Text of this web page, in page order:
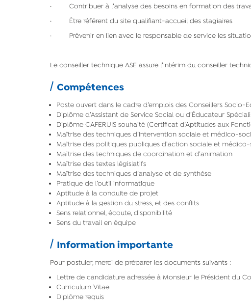
· Contribuer à l’analyse des besoins en formation des
· Être référent du site qualifiant-accueil des stagiaires
· Prévenir en lien avec le responsable de service les
Le conseiller technique ASE assure l’intérim du conseiller
Compétences
Poste ouvert dans le cadre d’emplois des Conseillers
Diplôme d’Assistant de Service Social ou d’Éducateur
Diplôme CAFERUIS souhaité (Certificat d’Aptitudes aux
Maîtrise des techniques d’intervention sociale et médico-
Maîtrise des politiques publiques d’action sociale et
Maîtrise des techniques de coordination et d’animation
Maîtrise des textes législatifs
Maîtrise des techniques d’analyse et de synthèse
Pratique de l’outil informatique
Aptitude à la conduite de projet
Aptitude à la gestion du stress, et des conflits
Sens relationnel, écoute, disponibilité
Sens du travail en équipe
Information importante
Pour postuler, merci de préparer les documents suivants :
Lettre de candidature adressée à Monsieur le Président du
Curriculum Vitae
Diplôme requis